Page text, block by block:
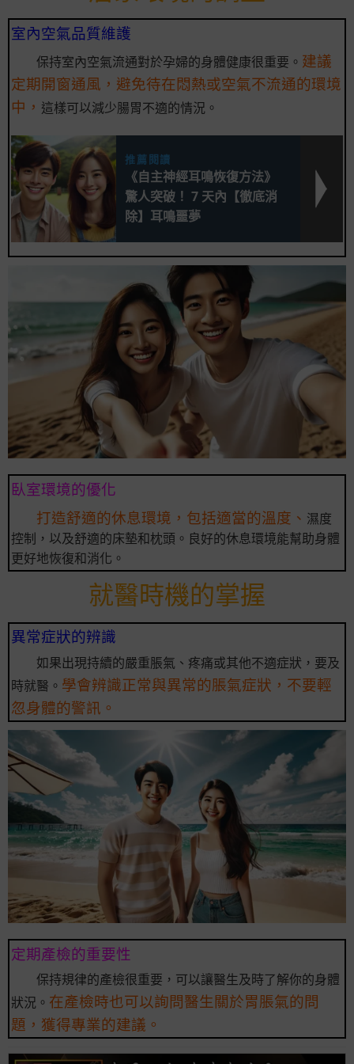
室內空氣品質維護
保持室內空氣流通對於孕婦的身體健康很重要。 建議
定期開窗通風，避免待在悶熱或空氣不流通的環境
中， 這樣可以減少腸胃不適的情況。
推薦閱讀
《自主神經耳鳴恢復方法》
驚人突破！ 7 天內【徹底消
除】耳鳴噩夢
臥室環境的優化
打造舒適的休息環境，包括適當的溫度、 濕度
控制，以及舒適的床墊和枕頭。良好的休息環境能幫助身體
更好地恢復和消化。
就醫時機的掌握
異常症狀的辨識
如果出現持續的嚴重脹氣、疼痛或其他不適症狀，要及
時就醫。 學會辨識正常與異常的脹氣症狀，不要輕
忽身體的警訊。
定期產檢的重要性
保持規律的產檢很重要，可以讓醫生及時了解你的身體
狀況。 在產檢時也可以詢問醫生關於胃脹氣的問
題，獲得專業的建議。